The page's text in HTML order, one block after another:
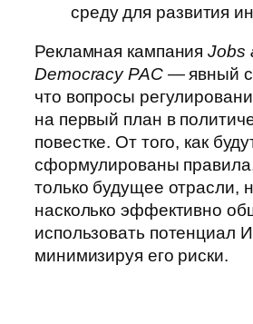
среду для развития
Рекламная кампанияJobs
Democracy PAC— явный
что вопросы
на первый план в
повестке. От того, как
сформулированы
только будущее отрасли,
насколько эффективно
использовать потенциал
минимизируя его риски.